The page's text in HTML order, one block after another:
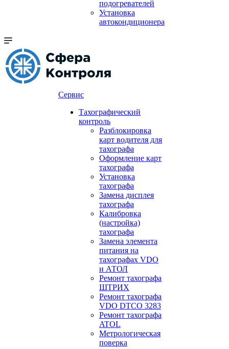
подогревателей
Установка
автокондиционера
Сервис
Тахографический
контроль
Разблокировка
карт водителя для
тахографа
Оформление карт
тахографа
Установка
тахографа
Замена дисплея
тахографа
Калибровка
(настройка)
тахографа
Замена элемента
питания на
тахографах VDO
и АТОЛ
Ремонт тахографа
ШТРИХ
Ремонт тахографа
VDO DTCO 3283
Ремонт тахографа
ATOL
Метрологическая
поверка